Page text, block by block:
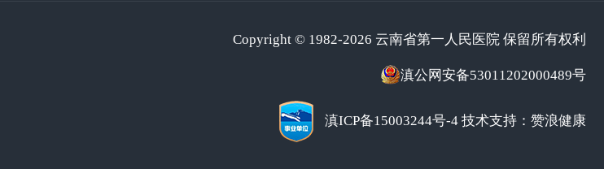
Copyright © 1982-2026 云南省第一人民医院 保留所有权利
滇公网安备53011202000489号
滇ICP备15003244号-4 技术支持：赞浪健康